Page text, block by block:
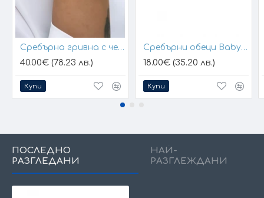
Сребърна гривна с черен конец и позлатени топчета
40.00€ (78.23 лв.)
Купи
Сребърни обеци Baby Hands
18.00€ (35.20 лв.)
Купи
ПОСЛЕДНО
РАЗГЛЕДАНИ
НАЙ-
РАЗГЛЕЖДАНИ